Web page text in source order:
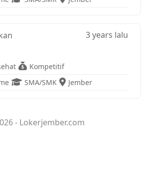
3 years lalu
Kompetitif
SMA/SMK Jember
- Lokerjember.com